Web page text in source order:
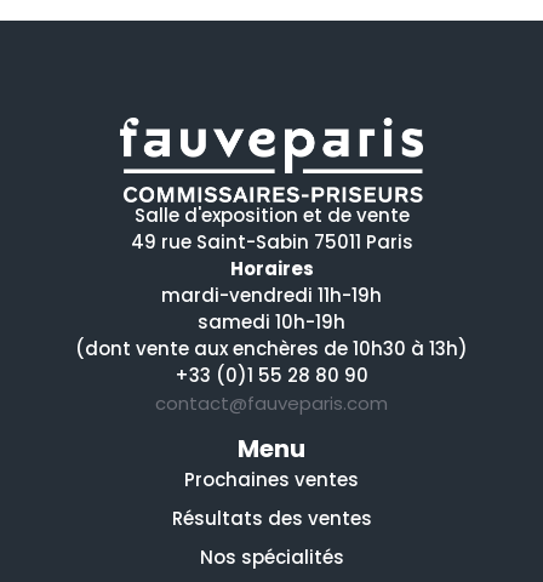
Salle d'exposition et de vente
49 rue Saint-Sabin 75011 Paris
Horaires
mardi-vendredi 11h-19h
samedi 10h-19h
(dont vente aux enchères de 10h30 à 13h)
+33 (0)1 55 28 80 90
contact@fauveparis.com
Menu
Prochaines ventes
Résultats des ventes
Nos spécialités